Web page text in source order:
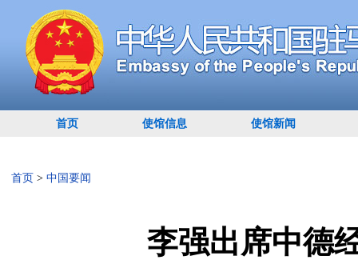
首页 使馆信息 使馆新闻
首页 > 中国要闻
李强出席中德